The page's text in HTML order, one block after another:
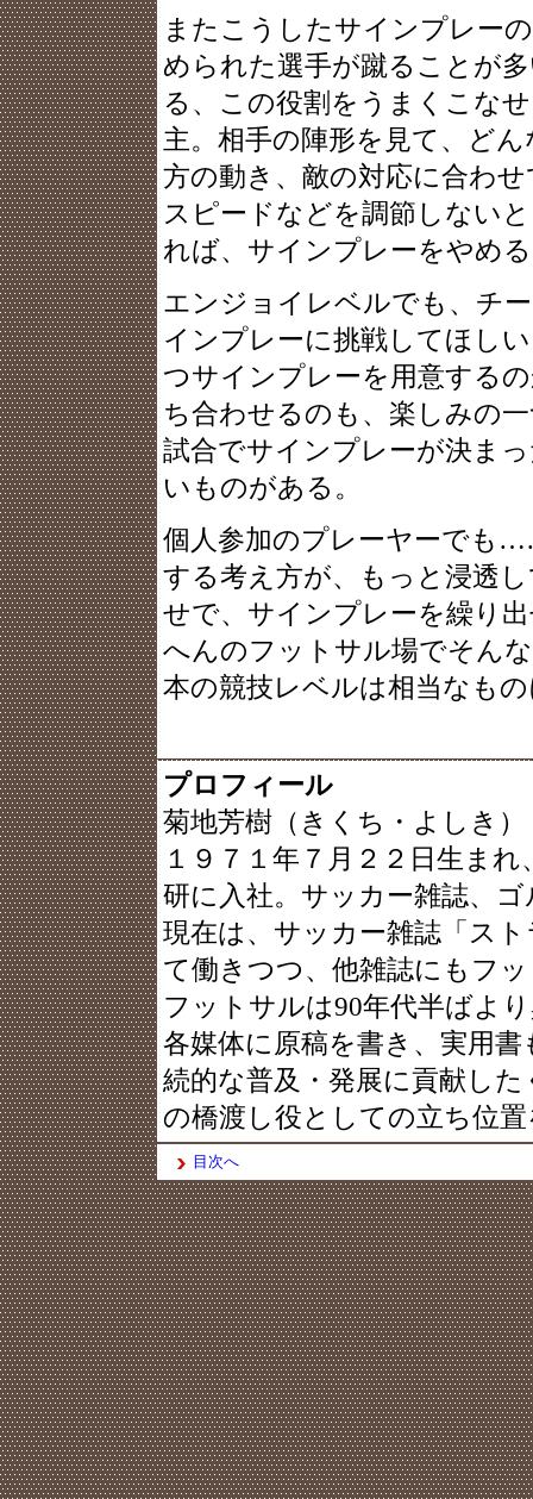
またこうしたサインプレー
められた選手が蹴ることが
る、この役割をうまくこな
主。相手の陣形を見て、ど
方の動き、敵の対応に合わ
スピードなどを調節しない
れば、サインプレーをやめ
エンジョイレベルでも、チ
インプレーに挑戦してほし
つサインプレーを用意する
ち合わせるのも、楽しみの
試合でサインプレーが決ま
いものがある。
個人参加のプレーヤーでも
する考え方が、もっと浸透
せで、サインプレーを繰り
へんのフットサル場でそん
本の競技レベルは相当なも
プロフィール
菊地芳樹（きくち・よしき）
１９７１年７月２２日生ま
研に入社。サッカー雑誌、
現在は、サッカー雑誌「ス
て働きつつ、他雑誌にもフ
フットサルは90年代半ばよ
各媒体に原稿を書き、実用
続的な普及・発展に貢献し
の橋渡し役としての立ち位
目次へ